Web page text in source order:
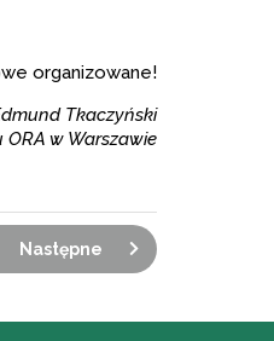
organizowane!
Tkaczyński
w Warszawie
Następne